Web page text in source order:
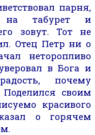
парня,
на табурет и
зовут. Тот не
Отец Петр ни о
неторопливо
в Бога и
почему
Поделился своим
красивого
о горячем